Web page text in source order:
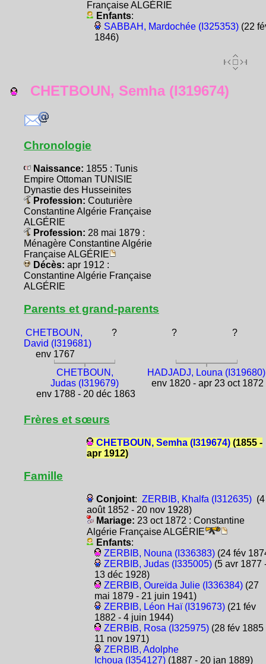
Française ALGÉRIE
Enfants:
SABBAH, Mardochée (I325353)(22
1846)
CHETBOUN, Semha (I319674)
Chronologie
Naissance: 1855 : Tunis
Empire Ottoman TUNISIE
Dynastie des Husseinites
Profession: Couturière
Constantine Algérie Française
ALGÉRIE
Profession: 28 mai 1879 :
Ménagère Constantine Algérie
Française ALGÉRIE
Décès: apr 1912 :
Constantine Algérie Française
ALGÉRIE
Parents et grand-parents
CHETBOUN,
David (I319681)
env 1767
? ? ?
CHETBOUN,
Judas (I319679)
env 1788 - 20 déc 1863
HADJADJ, Louna (I319680)
env 1820 - apr 23 oct 1872
Frères et sœurs
CHETBOUN, Semha (I319674)(1855 -
apr 1912)
Famille
Conjoint: ZERBIB, Khalfa (I312635)(4
août 1852 - 20 nov 1928)
Mariage: 23 oct 1872 : Constantine
Algérie Française ALGÉRIE
Enfants:
ZERBIB, Nouna (I336383)(24 fév
ZERBIB, Judas (I335005)(5 avr 1877
13 déc 1928)
ZERBIB, Oureïda Julie (I336384)(27
mai 1879 - 21 juin 1941)
ZERBIB, Léon Haï (I319673)(21 fév
1882 - 4 juin 1944)
ZERBIB, Rosa (I325975)(28 fév 1885
11 nov 1971)
ZERBIB, Adolphe
Ichoua (I354127)(1887 - 20 jan 1889)